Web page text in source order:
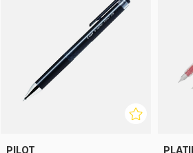
PILOT